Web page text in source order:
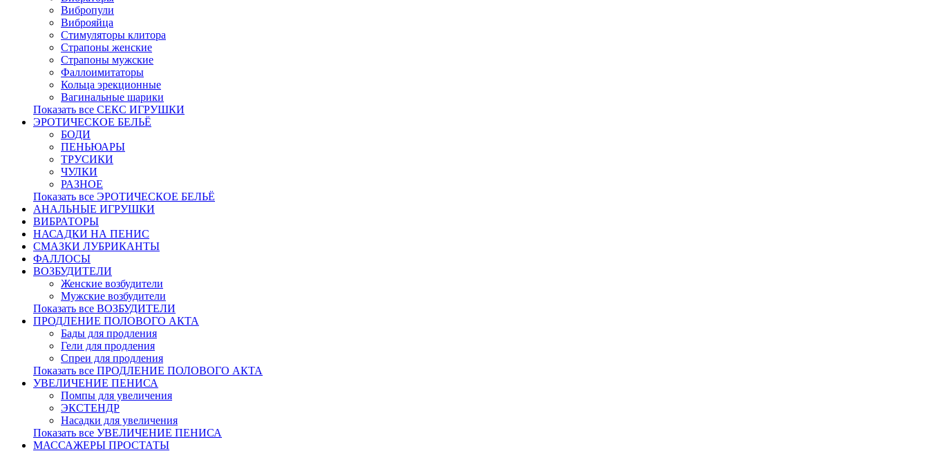
Вибропули
Виброяйца
Стимуляторы клитора
Страпоны женские
Страпоны мужские
Фаллоимитаторы
Кольца эрекционные
Вагинальные шарики
Показать все СЕКС ИГРУШКИ
ЭРОТИЧЕСКОЕ БЕЛЬЁ
БОДИ
ПЕНЬЮАРЫ
ТРУСИКИ
ЧУЛКИ
РАЗНОЕ
Показать все ЭРОТИЧЕСКОЕ БЕЛЬЁ
АНАЛЬНЫЕ ИГРУШКИ
ВИБРАТОРЫ
НАСАДКИ НА ПЕНИС
СМАЗКИ ЛУБРИКАНТЫ
ФАЛЛОСЫ
ВОЗБУДИТЕЛИ
Женские возбудители
Мужские возбудители
Показать все ВОЗБУДИТЕЛИ
ПРОДЛЕНИЕ ПОЛОВОГО АКТА
Бады для продления
Гели для продления
Спреи для продления
Показать все ПРОДЛЕНИЕ ПОЛОВОГО АКТА
УВЕЛИЧЕНИЕ ПЕНИСА
Помпы для увеличения
ЭКСТЕНДР
Насадки для увеличения
Показать все УВЕЛИЧЕНИЕ ПЕНИСА
МАССАЖЕРЫ ПРОСТАТЫ